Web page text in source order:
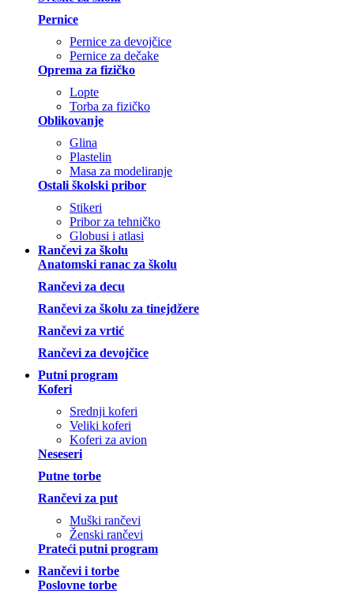
Pernice
Pernice za devojčice
Pernice za dečake
Oprema za fizičko
Lopte
Torba za fizičko
Oblikovanje
Glina
Plastelin
Masa za modeliranje
Ostali školski pribor
Stikeri
Pribor za tehničko
Globusi i atlasi
Rančevi za školu
Anatomski ranac za školu
Rančevi za decu
Rančevi za školu za tinejdžere
Rančevi za vrtić
Rančevi za devojčice
Putni program
Koferi
Srednji koferi
Veliki koferi
Koferi za avion
Neseseri
Putne torbe
Rančevi za put
Muški rančevi
Ženski rančevi
Prateći putni program
Rančevi i torbe
Poslovne torbe